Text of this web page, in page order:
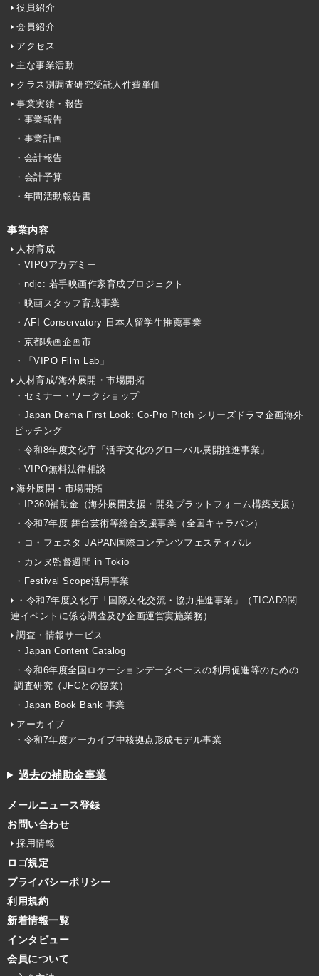
役員紹介
会員紹介
アクセス
主な事業活動
クラス別調査研究受託人件費単価
事業実績・報告
・事業報告
・事業計画
・会計報告
・会計予算
・年間活動報告書
事業内容
人材育成
・VIPOアカデミー
・ndjc: 若手映画作家育成プロジェクト
・映画スタッフ育成事業
・AFI Conservatory 日本人留学生推薦事業
・京都映画企画市
・「VIPO Film Lab」
人材育成/海外展開・市場開拓
・セミナー・ワークショップ
・Japan Drama First Look: Co-Pro Pitch シリーズドラマ企画海外
ピッチング
・令和8年度文化庁「活字文化のグローバル展開推進事業」
・VIPO無料法律相談
海外展開・市場開拓
・IP360補助金（海外展開支援・開発プラットフォーム構築支援）
・令和7年度 舞台芸術等総合支援事業（全国キャラバン）
・コ・フェスタ JAPAN国際コンテンツフェスティバル
・カンヌ監督週間 in Tokio
・Festival Scope活用事業
・令和7年度文化庁「国際文化交流・協力推進事業」（TICAD9関
連イベントに係る調査及び企画運営実施業務）
調査・情報サービス
・Japan Content Catalog
・令和6年度全国ロケーションデータベースの利用促進等のための
調査研究（JFCとの協業）
・Japan Book Bank 事業
アーカイブ
・令和7年度アーカイブ中核拠点形成モデル事業
過去の補助金事業
メールニュース登録
お問い合わせ
採用情報
ロゴ規定
プライバシーポリシー
利用規約
新着情報一覧
インタビュー
会員について